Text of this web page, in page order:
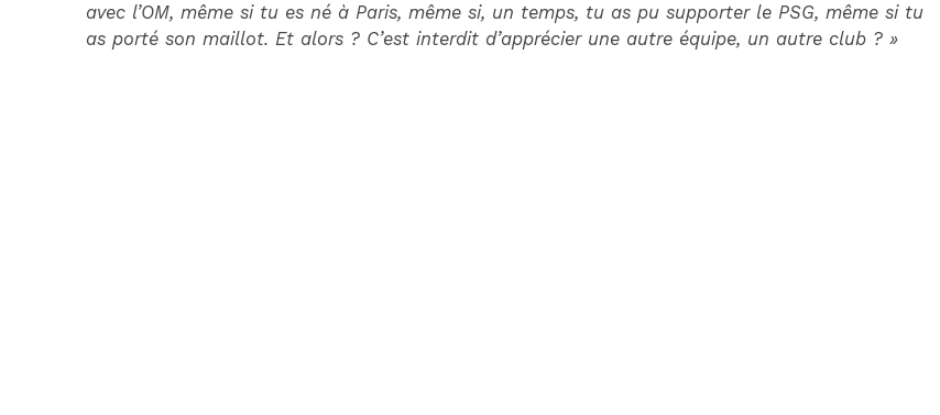
avec l’OM, même si tu es né à Paris, même si, un temps, tu as pu supporter le PSG, même si tu
as porté son maillot. Et alors ? C’est interdit d’apprécier une autre équipe, un autre club ? »